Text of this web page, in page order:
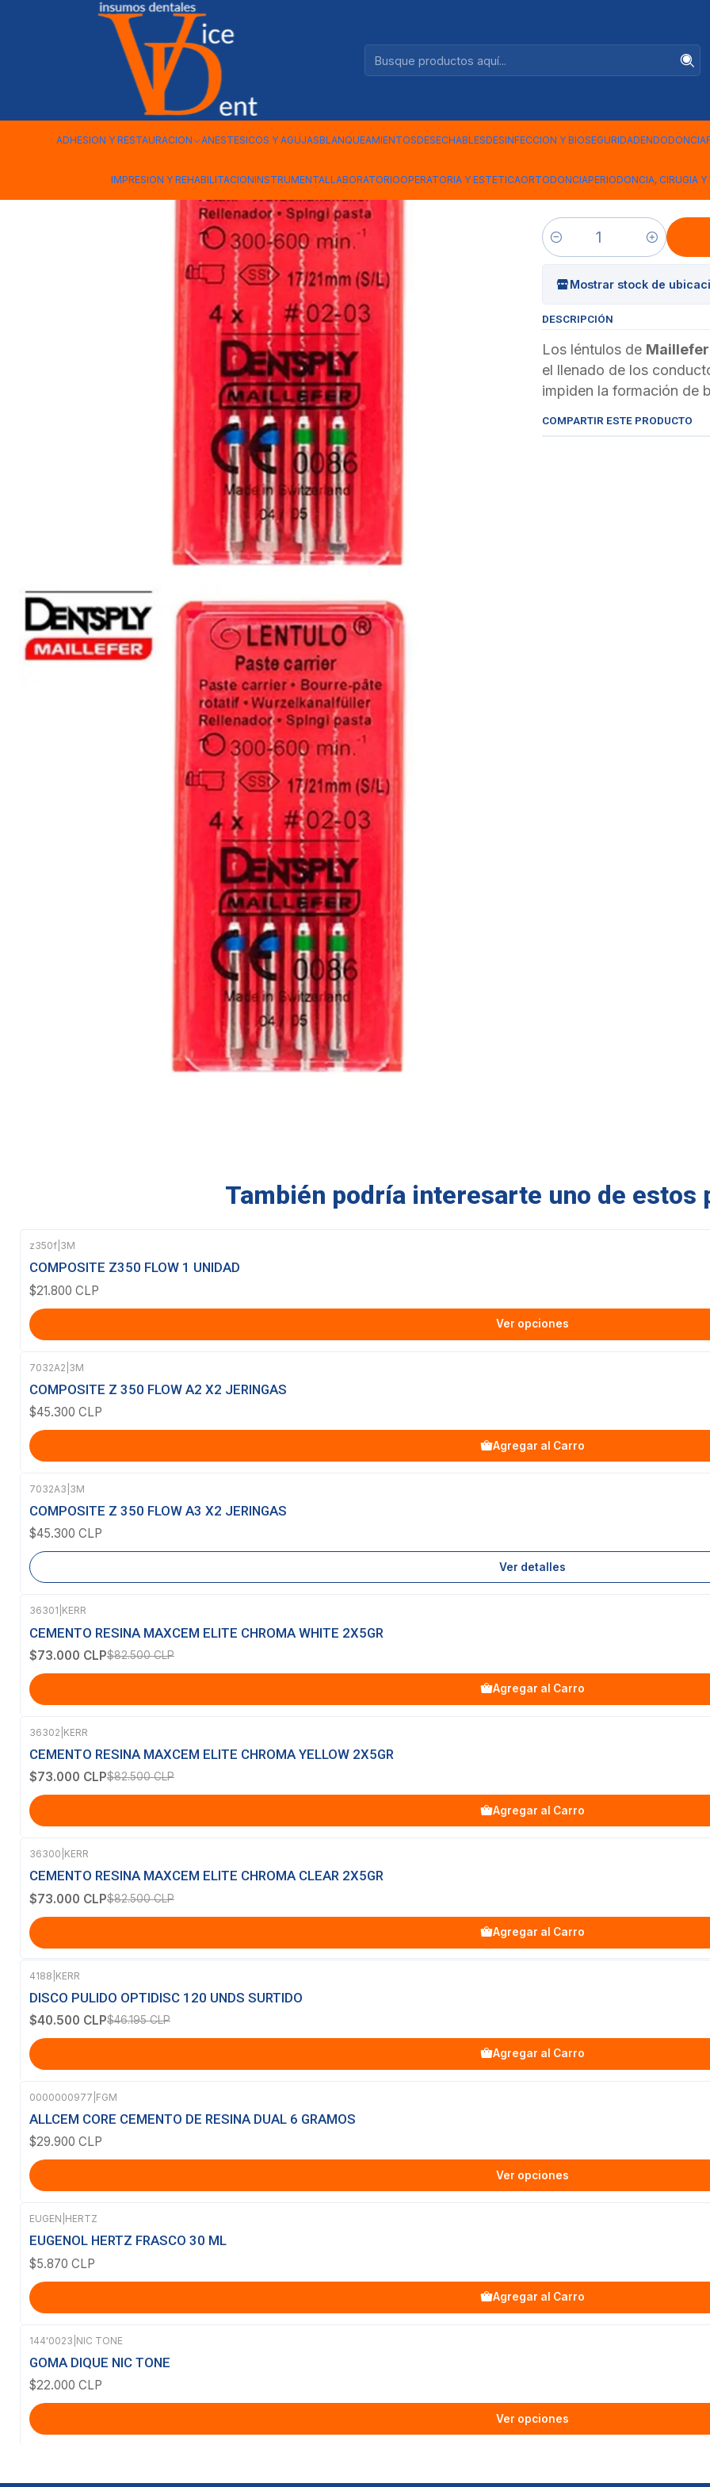
ADHESION Y RESTAURACION ANESTESICOS Y AGUJASBLANQUEAMIENTOSDESECHABLESDESINFECCION Y BIOSEGURIDADENDODONCIA
IMPRESION Y REHABILITACIONINSTRUMENTALLABORATORIOOPERATORIA Y ESTETICAORTODONCIAPERIODONCIA, CIRUGIA Y
ENDODONCIA LENTULO MAILLEFER
Cantidad
Mostrar stock de
DESCRIPCIÓN
Los léntulos de Maillefer
el llenado de los
impiden la formación de
COMPARTIR ESTE PRODUCTO
También podría interesarte uno de estos
z350f 3M
COMPOSITE Z350 FLOW 1 UNIDAD
$21.800 CLP
Ver opciones
7032A2 3M
COMPOSITE Z 350 FLOW A2 X2 JERINGAS
$45.300 CLP
Agregar al Carro
Agotado
7032A3 3M
COMPOSITE Z 350 FLOW A3 X2 JERINGAS
$45.300 CLP
Ver detalles
-12%OFF
36301 KERR
CEMENTO RESINA MAXCEM ELITE CHROMA WHITE 2X5GR
$73.000 CLP$82.500 CLP
Agregar al Carro
-12%OFF
36302 KERR
CEMENTO RESINA MAXCEM ELITE CHROMA YELLOW 2X5GR
$73.000 CLP$82.500 CLP
Agregar al Carro
-12%OFF
36300 KERR
CEMENTO RESINA MAXCEM ELITE CHROMA CLEAR 2X5GR
$73.000 CLP$82.500 CLP
Agregar al Carro
-12%OFF
4188 KERR
DISCO PULIDO OPTIDISC 120 UNDS SURTIDO
$40.500 CLP$46.195 CLP
Agregar al Carro
0000000977 FGM
ALLCEM CORE CEMENTO DE RESINA DUAL 6 GRAMOS
$29.900 CLP
Ver opciones
EUGEN HERTZ
EUGENOL HERTZ FRASCO 30 ML
$5.870 CLP
Agregar al Carro
144'0023 NIC TONE
GOMA DIQUE NIC TONE
$22.000 CLP
Ver opciones